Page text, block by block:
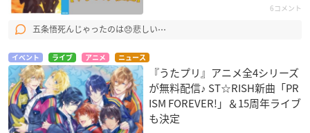
6コメント
五条悟死んじゃったのは😞悲しい⋯
イベント ライブ アニメ ニュース
『うたプリ』アニメ全4シリーズ
が無料配信♪ ST☆RISH新曲「PR
ISM FOREVER!」＆15周年ライブ
も決定